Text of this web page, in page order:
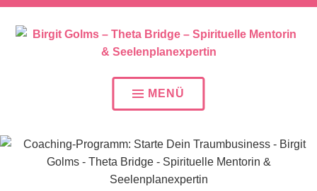
BIRGIT GOLMS – THETA
BRIDGE – SPIRITUELLE
MENTORIN &
SEELENPLANEXPERTIN
MENÜ